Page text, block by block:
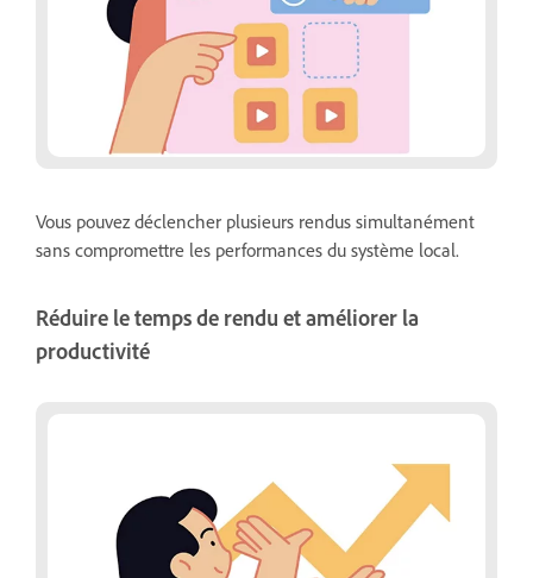
Vous pouvez déclencher plusieurs rendus simultanément
sans compromettre les performances du système local.
Réduire le temps de rendu et améliorer la
productivité